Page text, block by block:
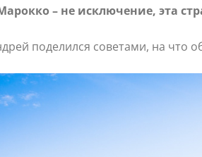
– не исключение, эта
поделился советами, на что